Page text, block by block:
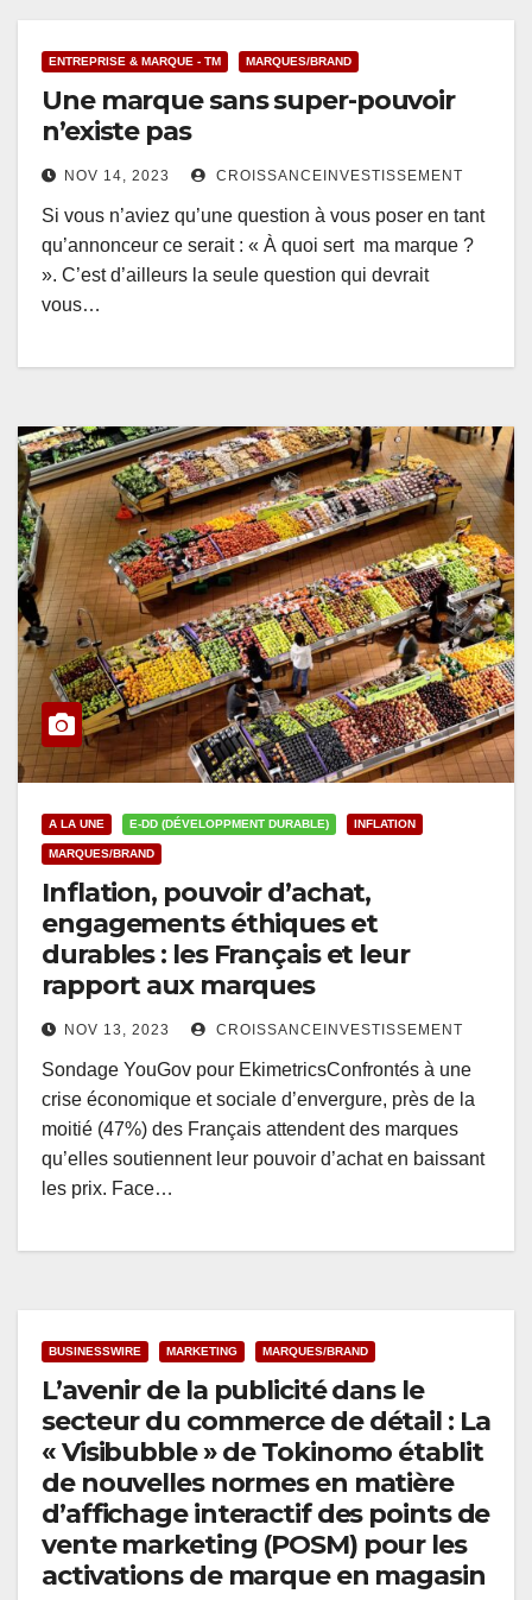
ENTREPRISE & MARQUE - TM MARQUES/BRAND
Une marque sans super-pouvoir
n’existe pas
NOV 14, 2023 CROISSANCEINVESTISSEMENT
Si vous n’aviez qu’une question à vous poser en tant
qu’annonceur ce serait : « À quoi sert ma marque ?
». C’est d’ailleurs la seule question qui devrait
vous…
A LA UNE E-DD (DÉVELOPPMENT DURABLE) INFLATION
MARQUES/BRAND
Inflation, pouvoir d’achat,
engagements éthiques et
durables : les Français et leur
rapport aux marques
NOV 13, 2023 CROISSANCEINVESTISSEMENT
Sondage YouGov pour EkimetricsConfrontés à une
crise économique et sociale d’envergure, près de la
moitié (47%) des Français attendent des marques
qu’elles soutiennent leur pouvoir d’achat en baissant
les prix. Face…
BUSINESSWIRE MARKETING MARQUES/BRAND
L’avenir de la publicité dans le
secteur du commerce de détail : La
« Visibubble » de Tokinomo établit
de nouvelles normes en matière
d’affichage interactif des points de
vente marketing (POSM) pour les
activations de marque en magasin